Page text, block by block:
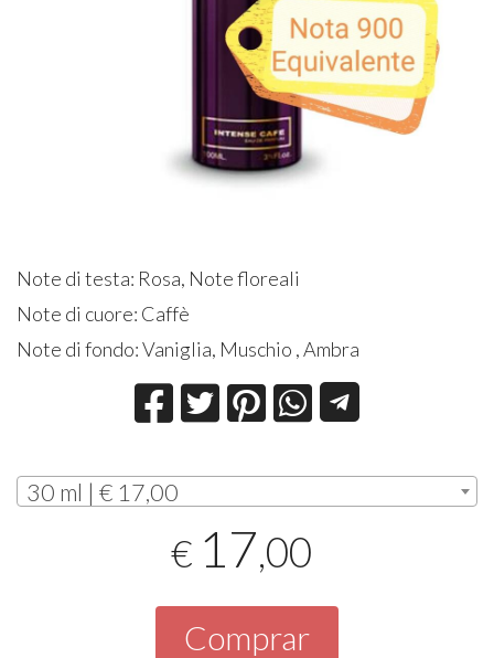
Note di testa: Rosa, Note floreali
Note di cuore: Caffè
Note di fondo: Vaniglia, Muschio , Ambra
30 ml | € 17,00
€ 17,00
Comprar